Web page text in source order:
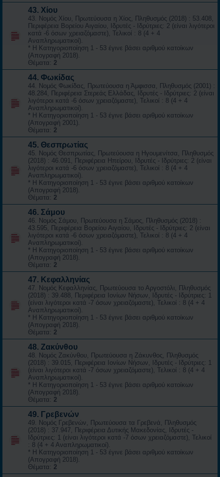
43. Χίου
43. Νομός Χίου, Πρωτεύουσα η Χίος, Πληθυσμός (2018) : 53.408,
Περιφέρεια Βορείου Αιγαίου, Ιδρυτές - Ιδρύτριες: 2 (είναι λιγότεροι
κατά -6 όσων χρειαζόμαστε), Τελικοί : 8 (4 + 4
Αναπληρωματικοί).
* Η Κατηγοριοποίηση 1 - 53 έγινε βάσει αριθμού κατοίκων
(Απογραφή 2018).
Θέματα: 2
44. Φωκίδας
44. Νομός Φωκίδας, Πρωτεύουσα η Άμφισσα, Πληθυσμός (2001) :
48.284, Περιφέρεια Στερεάς Ελλάδας, Ιδρυτές - Ιδρύτριες: 2 (είναι
λιγότεροι κατά -6 όσων χρειαζόμαστε), Τελικοί : 8 (4 + 4
Αναπληρωματικοί).
* Η Κατηγοριοποίηση 1 - 53 έγινε βάσει αριθμού κατοίκων
(Απογραφή 2001).
Θέματα: 2
45. Θεσπρωτίας
45. Νομός Θεσπρωτίας, Πρωτεύουσα η Ηγουμενίτσα, Πληθυσμός
(2018) : 46.091, Περιφέρεια Ηπείρου, Ιδρυτές - Ιδρύτριες: 2 (είναι
λιγότεροι κατά -6 όσων χρειαζόμαστε), Τελικοί : 8 (4 + 4
Αναπληρωματικοί).
* Η Κατηγοριοποίηση 1 - 53 έγινε βάσει αριθμού κατοίκων
(Απογραφή 2018).
Θέματα: 2
46. Σάμου
46. Νομός Σάμου, Πρωτεύουσα η Σάμος, Πληθυσμός (2018) :
43.595, Περιφέρεια Βορείου Αιγαίου, Ιδρυτές - Ιδρύτριες: 2 (είναι
λιγότεροι κατά -6 όσων χρειαζόμαστε), Τελικοί : 8 (4 + 4
Αναπληρωματικοί).
* Η Κατηγοριοποίηση 1 - 53 έγινε βάσει αριθμού κατοίκων
(Απογραφή 2018).
Θέματα: 2
47. Κεφαλληνίας
47. Νομός Κεφαλληνίας, Πρωτεύουσα το Αργοστόλι, Πληθυσμός
(2018) : 39.488, Περιφέρεια Ιονίων Νήσων, Ιδρυτές - Ιδρύτριες: 1
(είναι λιγότεροι κατά -7 όσων χρειαζόμαστε), Τελικοί : 8 (4 + 4
Αναπληρωματικοί).
* Η Κατηγοριοποίηση 1 - 53 έγινε βάσει αριθμού κατοίκων
(Απογραφή 2018).
Θέματα: 2
48. Ζακύνθου
48. Νομός Ζακύνθου, Πρωτεύουσα η Ζάκυνθος, Πληθυσμός
(2018) : 39.015, Περιφέρεια Ιονίων Νήσων, Ιδρυτές - Ιδρύτριες: 1
(είναι λιγότεροι κατά -7 όσων χρειαζόμαστε), Τελικοί : 8 (4 + 4
Αναπληρωματικοί).
* Η Κατηγοριοποίηση 1 - 53 έγινε βάσει αριθμού κατοίκων
(Απογραφή 2018).
Θέματα: 2
49. Γρεβενών
49. Νομός Γρεβενών, Πρωτεύουσα τα Γρεβενά, Πληθυσμός
(2018) : 37.947, Περιφέρεια Δυτικής Μακεδονίας, Ιδρυτές -
Ιδρύτριες: 1 (είναι λιγότεροι κατά -7 όσων χρειαζόμαστε), Τελικοί
: 8 (4 + 4 Αναπληρωματικοί).
* Η Κατηγοριοποίηση 1 - 53 έγινε βάσει αριθμού κατοίκων
(Απογραφή 2018).
Θέματα: 2